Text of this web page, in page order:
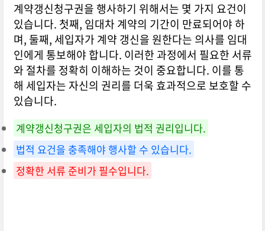
계약갱신청구권을 행사하기 위해서는 몇 가지 요건이
있습니다. 첫째, 임대차 계약의 기간이 만료되어야 하
며, 둘째, 세입자가 계약 갱신을 원한다는 의사를 임대
인에게 통보해야 합니다. 이러한 과정에서 필요한 서류
와 절차를 정확히 이해하는 것이 중요합니다. 이를 통
해 세입자는 자신의 권리를 더욱 효과적으로 보호할 수
있습니다.
계약갱신청구권은 세입자의 법적 권리입니다.
법적 요건을 충족해야 행사할 수 있습니다.
정확한 서류 준비가 필수입니다.